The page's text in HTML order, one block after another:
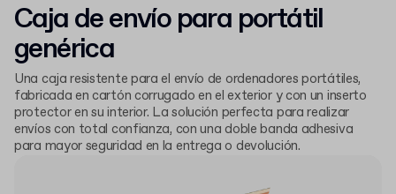
Caja de envío para portátil
genérica
Una caja resistente para el envío de ordenadores portátiles,
fabricada en cartón corrugado en el exterior y con un inserto
protector en su interior. La solución perfecta para realizar
envíos con total confianza, con una doble banda adhesiva
para mayor seguridad en la entrega o devolución.